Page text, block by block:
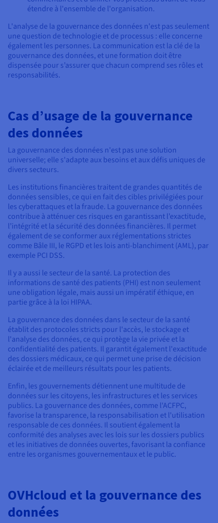
étendre à l'ensemble de l'organisation.
L'analyse de la gouvernance des données n'est pas seulement
une question de technologie et de processus : elle concerne
également les personnes. La communication est la clé de la
gouvernance des données, et une formation doit être
dispensée pour s’assurer que chacun comprend ses rôles et
responsabilités.
Cas d’usage de la gouvernance
des données
La gouvernance des données n'est pas une solution
universelle; elle s'adapte aux besoins et aux défis uniques de
divers secteurs.
Les institutions financières traitent de grandes quantités de
données sensibles, ce qui en fait des cibles privilégiées pour
les cyberattaques et la fraude. La gouvernance des données
contribue à atténuer ces risques en garantissant l’exactitude,
l’intégrité et la sécurité des données financières. Il permet
également de se conformer aux réglementations strictes
comme Bâle III, le RGPD et les lois anti-blanchiment (AML), par
exemple PCI DSS.
Il y a aussi le secteur de la santé. La protection des
informations de santé des patients (PHI) est non seulement
une obligation légale, mais aussi un impératif éthique, en
partie grâce à la loi HIPAA.
La gouvernance des données dans le secteur de la santé
établit des protocoles stricts pour l'accès, le stockage et
l'analyse des données, ce qui protège la vie privée et la
confidentialité des patients. Il garantit également l'exactitude
des dossiers médicaux, ce qui permet une prise de décision
éclairée et de meilleurs résultats pour les patients.
Enfin, les gouvernements détiennent une multitude de
données sur les citoyens, les infrastructures et les services
publics. La gouvernance des données, comme l'ACFPC,
favorise la transparence, la responsabilisation et l'utilisation
responsable de ces données. Il soutient également la
conformité des analyses avec les lois sur les dossiers publics
et les initiatives de données ouvertes, favorisant la confiance
entre les organismes gouvernementaux et le public.
OVHcloud et la gouvernance des
données